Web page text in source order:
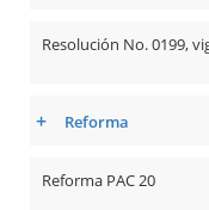
Resolución No. 0199,
+ Reforma
Reforma PAC 20